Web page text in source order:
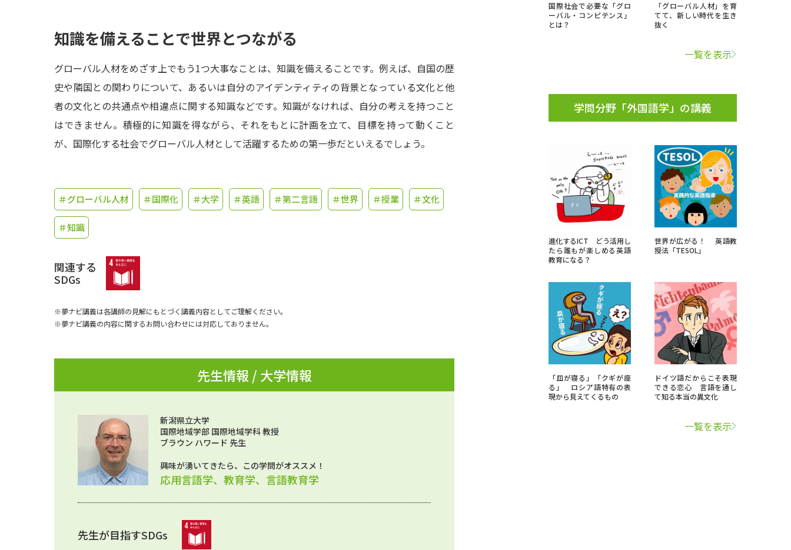
大学で学びたい学問発見
学問のミニ講義「夢ナビ講義」 学問の教科書 夢ナビライブ
Ｑ＆Ａ よくあるご質問
このサイトについて
受付内容・発送状況の確認 テレメール
お支払いサイト
お問合せ先 テレメール進学カタログ訂正のご案内
知識を備えることで世界とつながる
グローバル人材をめざす上でもう1つ大事なことは、知識を備えることです。例えば、自国の歴
史や隣国との関わりについて、あるいは自分のアイデンティティの背景となっている文化と他
者の文化との共通点や相違点に関する知識などです。知識がなければ、自分の考えを持つこと
はできません。積極的に知識を得ながら、それをもとに計画を立て、目標を持って動くこと
が、国際化する社会でグローバル人材として活躍するための第一歩だといえるでしょう。
＃グローバル人材 ＃国際化 ＃大学 ＃英語 ＃第二言語 ＃世界 ＃授業 ＃文化
＃知識
関連する
SDGs
※夢ナビ講義は各講師の見解にもとづく講義内容としてご理解ください。
※夢ナビ講義の内容に関するお問い合わせには対応しておりません。
先生情報 / 大学情報
新潟県立大学
国際地域学部 国際地域学科 教授
ブラウン ハワード 先生
興味が湧いてきたら、この学問がオススメ！
応用言語学、教育学、言語教育学
先生が目指すSDGs
国際社会で必要な「グロ
ーバル・コンピテンス」
とは？
「グローバル人材」を育
てて、新しい時代を生き
抜く
一覧を表示
学問分野「外国語学」の講義
進化するICT どう活用し
たら誰もが楽しめる英語
教育になる？
世界が広がる！ 英語教
授法「TESOL」
「皿が寝る」「クギが座
る」 ロシア語特有の表
現から見えてくるもの
ドイツ語だからこそ表現
できる恋心 言語を通し
て知る本当の異文化
一覧を表示